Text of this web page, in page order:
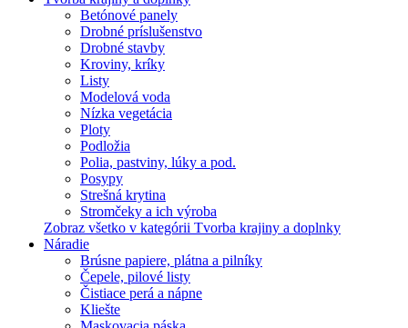
Betónové panely
Drobné príslušenstvo
Drobné stavby
Kroviny, kríky
Listy
Modelová voda
Nízka vegetácia
Ploty
Podložia
Polia, pastviny, lúky a pod.
Posypy
Strešná krytina
Stromčeky a ich výroba
Zobraz všetko v kategórii Tvorba krajiny a doplnky
Náradie
Brúsne papiere, plátna a pilníky
Čepele, pilové listy
Čistiace perá a nápne
Kliešte